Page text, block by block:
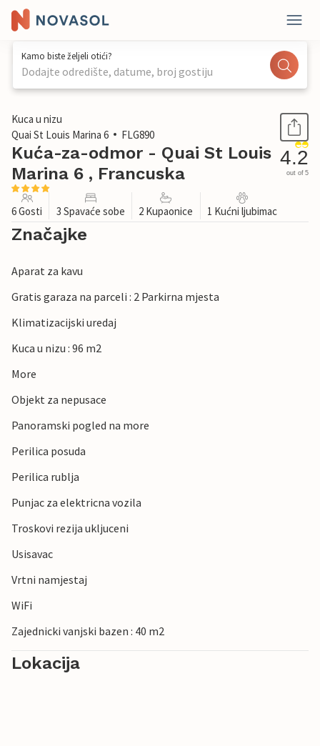
Kamo biste željeli otići?
Dodajte odredište, datume, broj gostiju
1 / 37
Kuca u nizu
Quai St Louis Marina 6
FLG890
Kuća-za-odmor - Quai St Louis
Marina 6 , Francuska
4.2
out of 5
6 Gosti 3 Spavaće sobe 2 Kupaonice 1 Kućni ljubimac
Značajke
Aparat za kavu
Gratis garaza na parceli : 2 Parkirna mjesta
Klimatizacijski uredaj
Kuca u nizu : 96 m2
More
Objekt za nepusace
Panoramski pogled na more
Perilica posuda
Perilica rublja
Punjac za elektricna vozila
Troskovi rezija ukljuceni
Usisavac
Vrtni namjestaj
WiFi
Zajednicki vanjski bazen : 40 m2
Lokacija